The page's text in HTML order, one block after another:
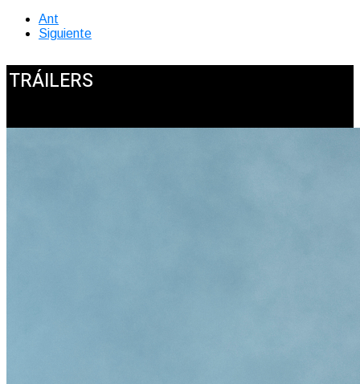
Ant
Siguiente
TRÁILERS